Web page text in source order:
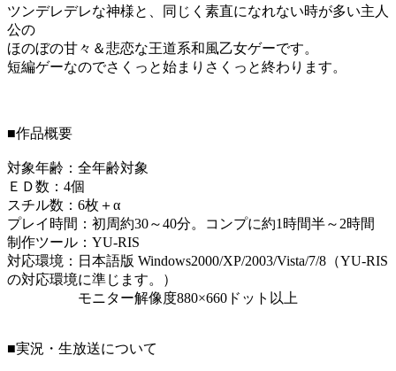
ツンデレデレな神様と、同じく素直になれない時が多い主人
公の
ほのぼの甘々＆悲恋な王道系和風乙女ゲーです。
短編ゲーなのでさくっと始まりさくっと終わります。
■作品概要
対象年齢：全年齢対象
ＥＤ数：4個
スチル数：6枚＋α
プレイ時間：初周約30～40分。コンプに約1時間半～2時間
制作ツール：YU-RIS
対応環境：日本語版 Windows2000/XP/2003/Vista/7/8（YU-RIS
の対応環境に準じます。）
モニター解像度880×660ドット以上
■実況・生放送について